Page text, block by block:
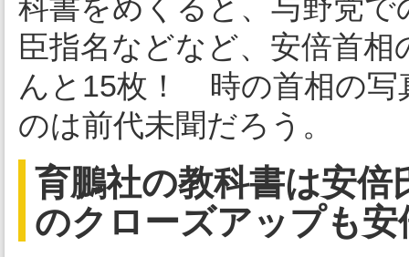
科書をめくると、与野党で
臣指名などなど、安倍首
んと15枚！ 時の首相の写
のは前代未聞だろう。
育鵬社の教科書は安
のクローズアップも安